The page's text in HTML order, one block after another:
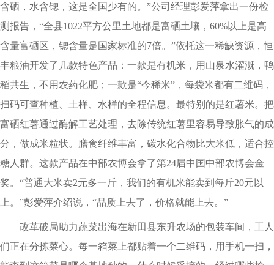
含硒，水含锶，这是全国少有的。”公司经理彭爱萍拿出一份检
测报告，“全县1022平方公里土地都是富硒土壤，60%以上是高
含量富硒区，锶含量是国家标准的7倍。”依托这一稀缺资源，恒
丰粮油开发了几款特色产品：一款是有机米，用山泉水灌溉，鸭
稻共生，不用农药化肥；一款是“今稀米”，每袋米都有二维码，
扫码可查种植、土样、水样的全程信息。最特别的是红薯米。把
富硒红薯通过酶解工艺处理，去除传统红薯里容易导致胀气的成
分，做成米粒状。膳食纤维丰富，碳水化合物比大米低，适合控
糖人群。这款产品在中部农博会拿了第24届中国中部农博会金
奖。“普通大米卖2元多一斤，我们的有机米能卖到每斤20元以
上。”彭爱萍介绍说，“品质上去了，价格就能上去。”
改革破局助力蔬菜出海在新田县东升农场的包装车间，工人
们正在分拣菜心。每一箱菜上都贴着一个二维码，用手机一扫，